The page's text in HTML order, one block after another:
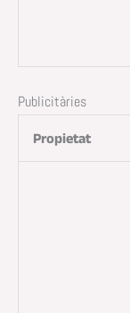
Publicitàries
Propietat